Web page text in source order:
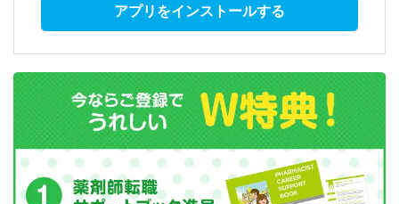
アプリをインストールする